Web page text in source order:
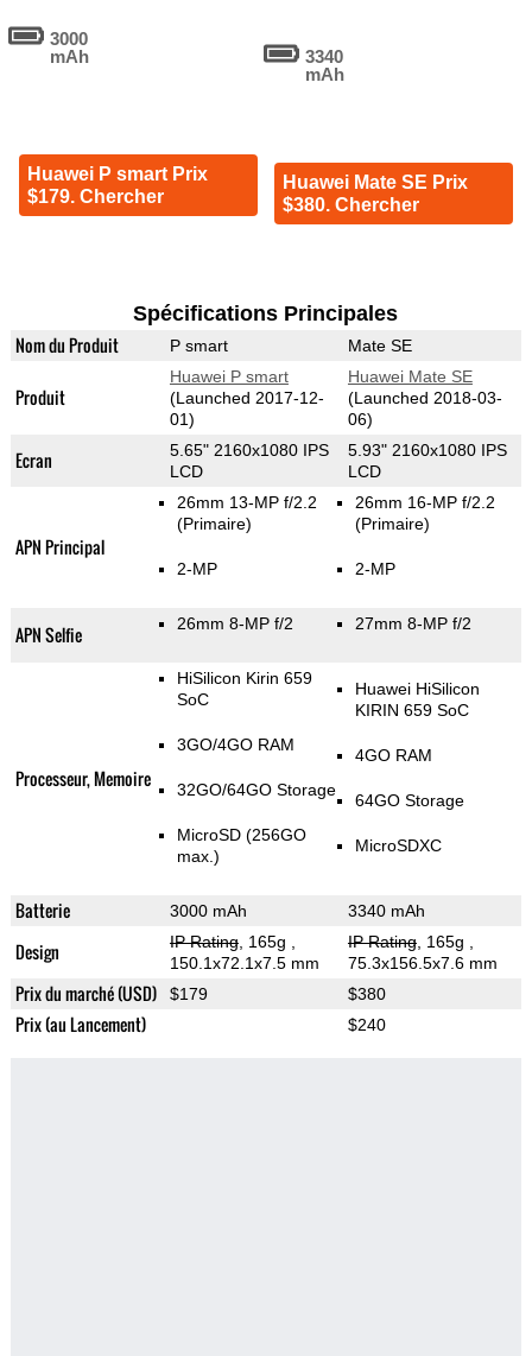
3000
mAh
Huawei P smart Prix
$179. Chercher
3340
mAh
Huawei Mate SE Prix
$380. Chercher
Spécifications Principales
Nom du Produit P smart Mate SE
Produit
Huawei P smart
(Launched 2017-12-
01)
Huawei Mate SE
(Launched 2018-03-
06)
Ecran
5.65" 2160x1080 IPS
LCD
5.93" 2160x1080 IPS
LCD
APN Principal
26mm 13-MP f/2.2
(Primaire)
2-MP
26mm 16-MP f/2.2
(Primaire)
2-MP
APN Selfie 26mm 8-MP f/2 27mm 8-MP f/2
Processeur, Memoire
HiSilicon Kirin 659
SoC
3GO/4GO RAM
32GO/64GO Storage
MicroSD (256GO
max.)
Huawei HiSilicon
KIRIN 659 SoC
4GO RAM
64GO Storage
MicroSDXC
Batterie 3000 mAh 3340 mAh
Design IP Rating, 165g
150.1x72.1x7.5 mm
IP Rating, 165g
75.3x156.5x7.6 mm
Prix du marché (USD) $179 $380
Prix (au Lancement) $240